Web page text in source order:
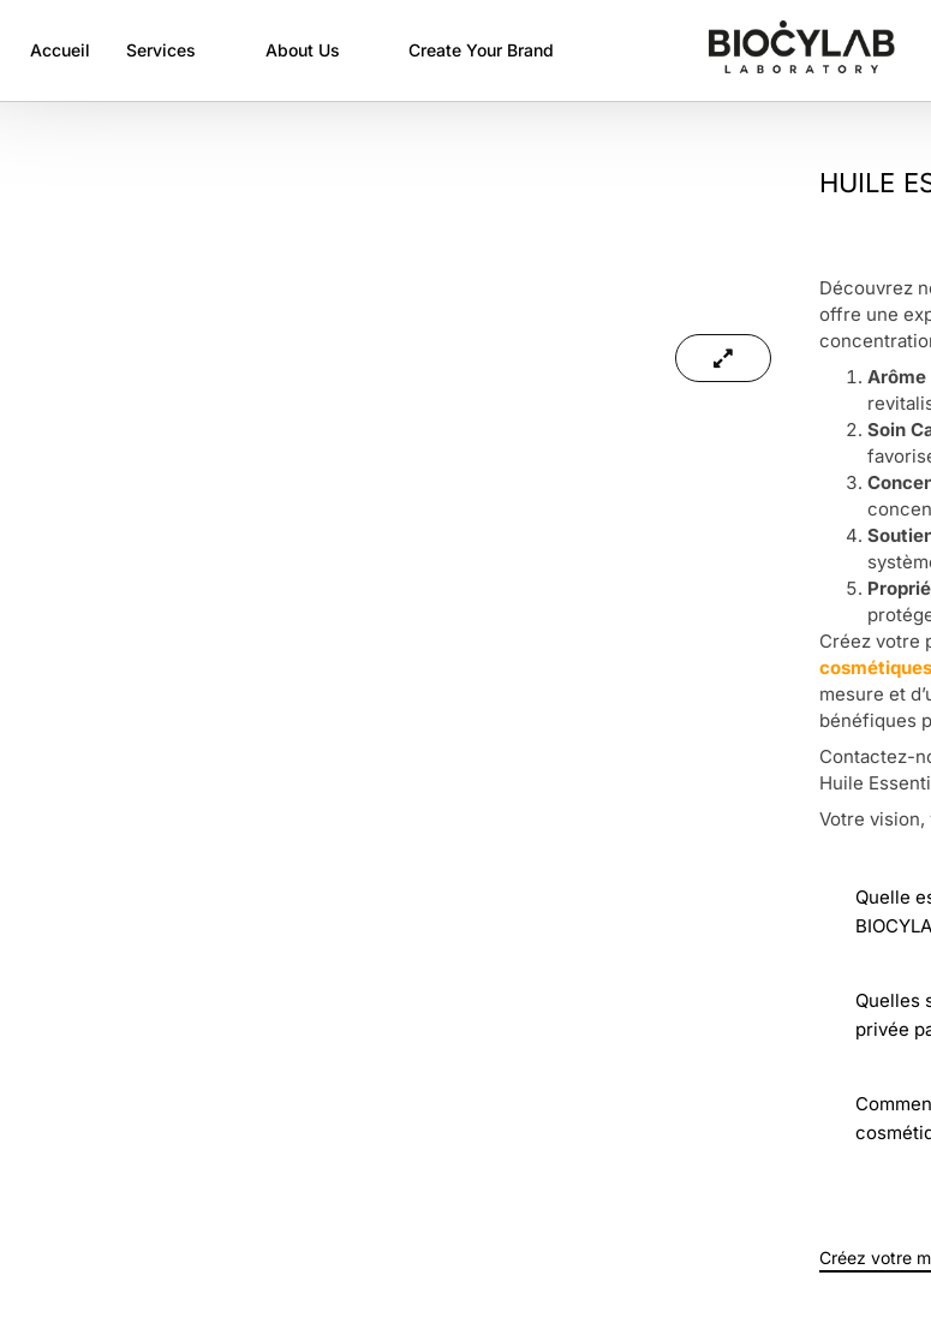
Accueil Services About Us Create Your Brand
HUILE
Découvrez
offre une
Arôme
Soin
Créez votre
mesure et
bénéfiques
Contactez-
Huile
Votre
Quelle
Quelles
privée
Créez votre